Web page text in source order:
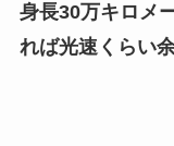
身長30万キロメ
れば光速くらい